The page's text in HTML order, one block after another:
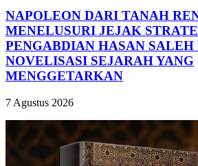
NAPOLEON DARI TANAH
MENELUSURI JEJAK
PENGABDIAN HASAN
NOVELISASI SEJARAH YANG
MENGGETARKAN
7 Agustus 2026